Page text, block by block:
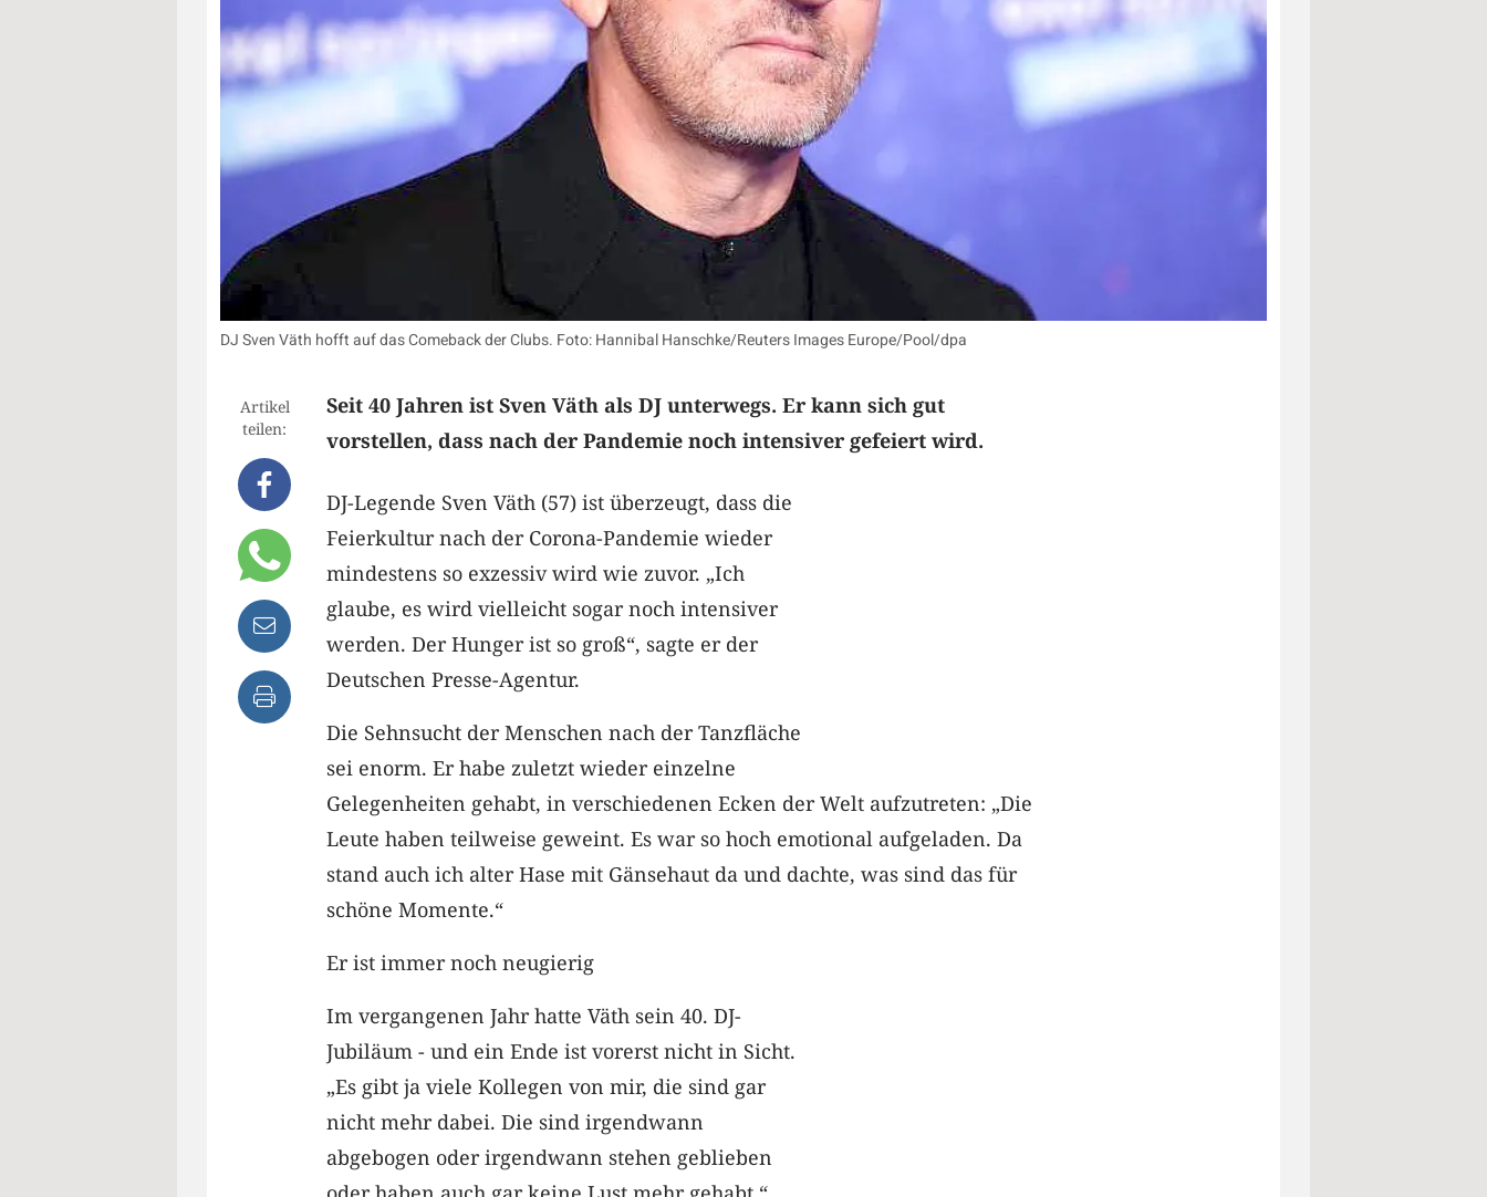
DJ Sven Väth hofft auf das Comeback der Clubs. Foto: Hannibal Hanschke/Reuters Images Europe/Pool/dpa
Artikel
teilen:
Seit 40 Jahren ist Sven Väth als DJ unterwegs. Er kann sich gut
vorstellen, dass nach der Pandemie noch intensiver gefeiert wird.
DJ-Legende Sven Väth (57) ist überzeugt, dass die
Feierkultur nach der Corona-Pandemie wieder
mindestens so exzessiv wird wie zuvor. „Ich
glaube, es wird vielleicht sogar noch intensiver
werden. Der Hunger ist so groß“, sagte er der
Deutschen Presse-Agentur.
Die Sehnsucht der Menschen nach der Tanzfläche
sei enorm. Er habe zuletzt wieder einzelne
Gelegenheiten gehabt, in verschiedenen Ecken der Welt aufzutreten: „Die
Leute haben teilweise geweint. Es war so hoch emotional aufgeladen. Da
stand auch ich alter Hase mit Gänsehaut da und dachte, was sind das für
schöne Momente.“
Er ist immer noch neugierig
Im vergangenen Jahr hatte Väth sein 40. DJ-
Jubiläum - und ein Ende ist vorerst nicht in Sicht.
„Es gibt ja viele Kollegen von mir, die sind gar
nicht mehr dabei. Die sind irgendwann
abgebogen oder irgendwann stehen geblieben